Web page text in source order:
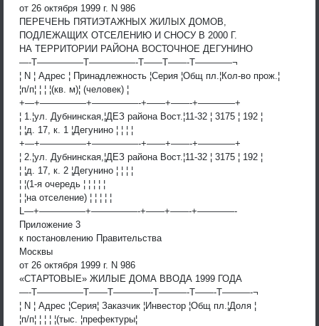
от 26 октября 1999 г. N 986
ПЕРЕЧЕНЬ ПЯТИЭТАЖНЫХ ЖИЛЫХ ДОМОВ,
ПОДЛЕЖАЩИХ ОТСЕЛЕНИЮ И СНОСУ В 2000 Г.
НА ТЕРРИТОРИИ РАЙОНА ВОСТОЧНОЕ ДЕГУНИНО
—-T—————T—————-T——T——-T————¬
¦ N ¦ Адрес ¦ Принадлежность ¦Серия ¦Общ пл.¦Кол-во прож.¦
¦п/п¦ ¦ ¦ ¦(кв. м)¦ (человек) ¦
+—+—————+—————-+——+——-+————+
¦ 1.¦ул. Дубнинская,¦ДЕЗ района Вост.¦11-32 ¦ 3175 ¦ 192 ¦
¦ ¦д. 17, к. 1 ¦Дегунино ¦ ¦ ¦ ¦
+—+—————+—————-+——+——-+————+
¦ 2.¦ул. Дубнинская,¦ДЕЗ района Вост.¦11-32 ¦ 3175 ¦ 192 ¦
¦ ¦д. 17, к. 2 ¦Дегунино ¦ ¦ ¦ ¦
¦ ¦(1-я очередь ¦ ¦ ¦ ¦ ¦
¦ ¦на отселение) ¦ ¦ ¦ ¦ ¦
L—+—————+—————-+——+——-+————-
Приложение 3
к постановлению Правительства
Москвы
от 26 октября 1999 г. N 986
«СТАРТОВЫЕ» ЖИЛЫЕ ДОМА ВВОДА 1999 ГОДА
—-T—————T——T————-T———-T——-T———-¬
¦ N ¦ Адрес ¦Серия¦ Заказчик ¦Инвестор ¦Общ пл.¦Доля ¦
¦п/п¦ ¦ ¦ ¦ ¦(тыс. ¦префектуры¦